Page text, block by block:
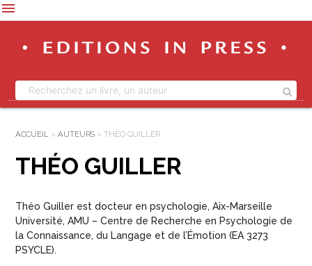
menu
ACCUEIL » AUTEURS» THÉO GUILLER
THÉO GUILLER
Théo Guiller est docteur en psychologie, Aix-Marseille
Université, AMU – Centre de Recherche en Psychologie de
la Connaissance, du Langage et de l’Émotion (EA 3273
PSYCLE).